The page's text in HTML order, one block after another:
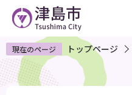
ペ
ー
ジ
現在のページ トップページ